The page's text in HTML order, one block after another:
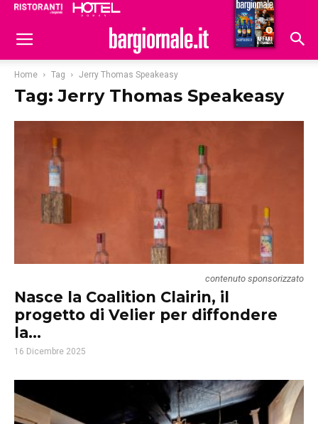
Hoteldomani
Home Tag Jerry Thomas Speakeasy
Tag: Jerry Thomas Speakeasy
contenuto sponsorizzato
Nasce la Coalition Clairin, il
progetto di Velier per diffondere
la...
16 Dicembre 2025